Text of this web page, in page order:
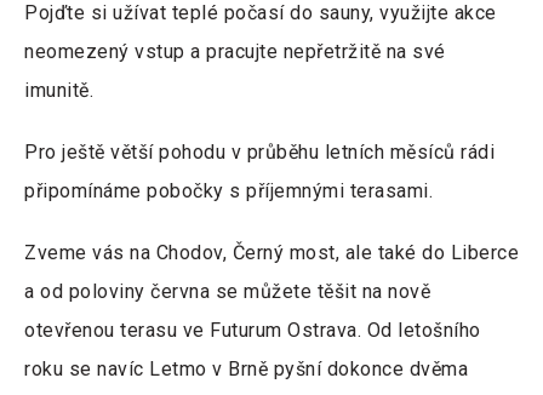
Pojďte si užívat teplé počasí do sauny, využijte akce
neomezený vstup a pracujte nepřetržitě na své
imunitě.
Pro ještě větší pohodu v průběhu letních měsíců rádi
připomínáme pobočky s příjemnými terasami.
Zveme vás na Chodov, Černý most, ale také do Liberce
a od poloviny června se můžete těšit na nově
otevřenou terasu ve Futurum Ostrava. Od letošního
roku se navíc Letmo v Brně pyšní dokonce dvěma